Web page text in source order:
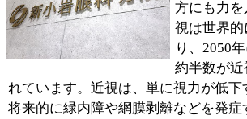
科目 : ●眼科●小児眼科
TEL : 03-5875-6646
休診日 : 日曜・祝日